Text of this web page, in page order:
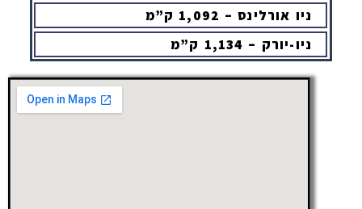
ניו אורלינס – 1,092 ק”מ
ניו-יורק – 1,134 ק”מ